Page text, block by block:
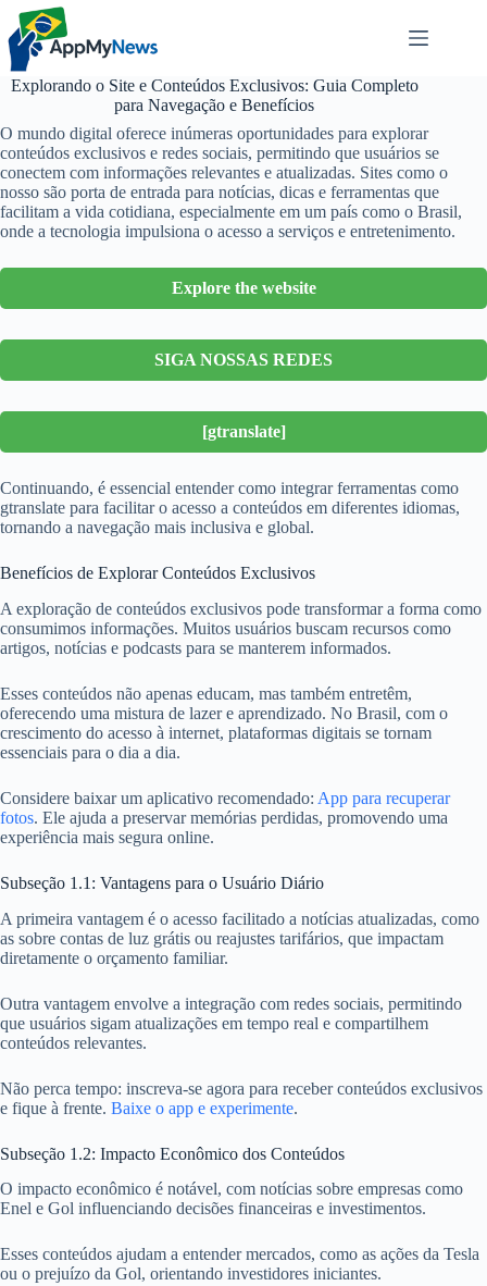
Pular
para
conteúdo
Explorando o Site e Conteúdos Exclusivos: Guia Completo
para Navegação e Benefícios
O mundo digital oferece inúmeras oportunidades para explorar
conteúdos exclusivos e redes sociais, permitindo que usuários se
conectem com informações relevantes e atualizadas. Sites como o
nosso são porta de entrada para notícias, dicas e ferramentas que
facilitam a vida cotidiana, especialmente em um país como o Brasil,
onde a tecnologia impulsiona o acesso a serviços e entretenimento.
Explore the website
SIGA NOSSAS REDES
[gtranslate]
Continuando, é essencial entender como integrar ferramentas como
gtranslate para facilitar o acesso a conteúdos em diferentes idiomas,
tornando a navegação mais inclusiva e global.
Benefícios de Explorar Conteúdos Exclusivos
A exploração de conteúdos exclusivos pode transformar a forma como
consumimos informações. Muitos usuários buscam recursos como
artigos, notícias e podcasts para se manterem informados.
Esses conteúdos não apenas educam, mas também entretêm,
oferecendo uma mistura de lazer e aprendizado. No Brasil, com o
crescimento do acesso à internet, plataformas digitais se tornam
essenciais para o dia a dia.
Considere baixar um aplicativo recomendado: App para recuperar
fotos. Ele ajuda a preservar memórias perdidas, promovendo uma
experiência mais segura online.
Subseção 1.1: Vantagens para o Usuário Diário
A primeira vantagem é o acesso facilitado a notícias atualizadas, como
as sobre contas de luz grátis ou reajustes tarifários, que impactam
diretamente o orçamento familiar.
Outra vantagem envolve a integração com redes sociais, permitindo
que usuários sigam atualizações em tempo real e compartilhem
conteúdos relevantes.
Não perca tempo: inscreva-se agora para receber conteúdos exclusivos
e fique à frente. Baixe o app e experimente.
Subseção 1.2: Impacto Econômico dos Conteúdos
O impacto econômico é notável, com notícias sobre empresas como
Enel e Gol influenciando decisões financeiras e investimentos.
Esses conteúdos ajudam a entender mercados, como as ações da Tesla
ou o prejuízo da Gol, orientando investidores iniciantes.